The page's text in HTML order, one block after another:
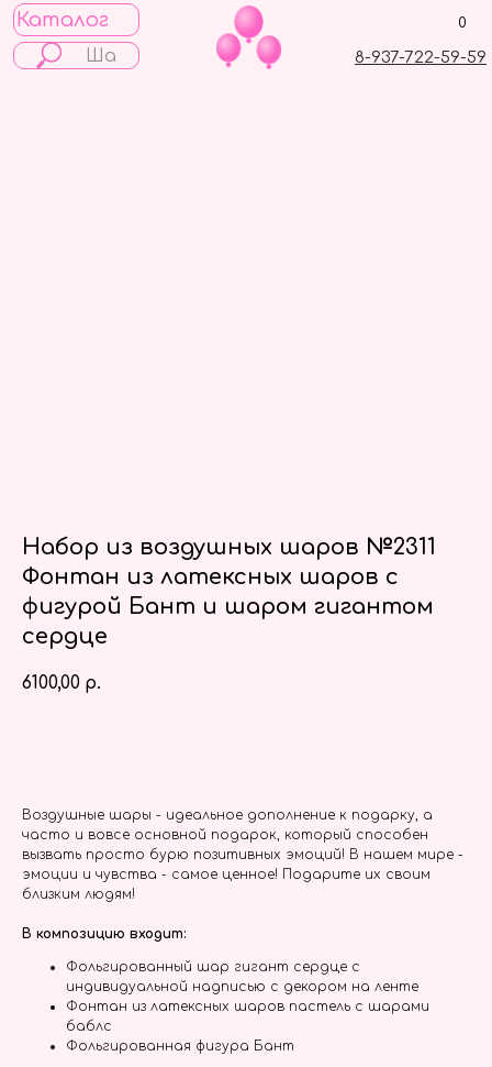
Каталог
8-937-722-59-59
0
Набор из воздушных шаров №2311
Фонтан из латексных шаров с
фигурой Бант и шаром гигантом
сердце
6100,00 р.
Воздушные шары - идеальное дополнение к подарку, а
часто и вовсе основной подарок, который способен
вызвать просто бурю позитивных эмоций! В нашем мире -
эмоции и чувства - самое ценное! Подарите их своим
близким людям!
В композицию входит:
Фольгированный шар гигант сердце с
индивидуальной надписью с декором на ленте
Фонтан из латексных шаров пастель с шарами
баблс
Фольгированная фигура Бант